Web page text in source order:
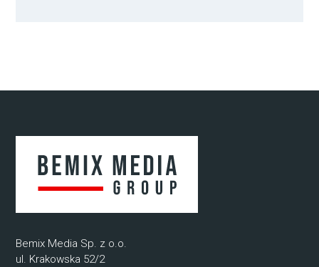
Bemix Media Sp. z o.o.
ul. Krakowska 52/2